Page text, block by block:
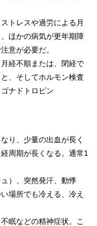
トレスや過労による月
ほかの病気が更年期障
意が必要だ。
経不順または、閉経で
、そしてホルモン検査
ナドトロピン
り、少量の出血が長く
周期が長くなる。通常1
）、突然発汗、動悸
場所でも冷える、冷え
眠などの精神症状。こ